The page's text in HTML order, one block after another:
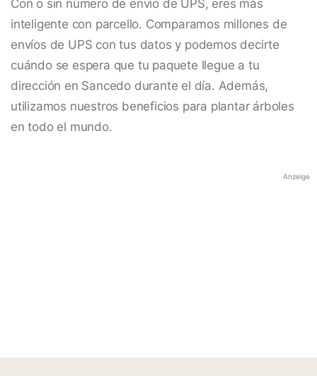
Con o sin número de envío de UPS, eres más
inteligente con parcello. Comparamos millones de
envíos de UPS con tus datos y podemos decirte
cuándo se espera que tu paquete llegue a tu
dirección en Sancedo durante el día. Además,
utilizamos nuestros beneficios para plantar árboles
en todo el mundo.
Anzeige